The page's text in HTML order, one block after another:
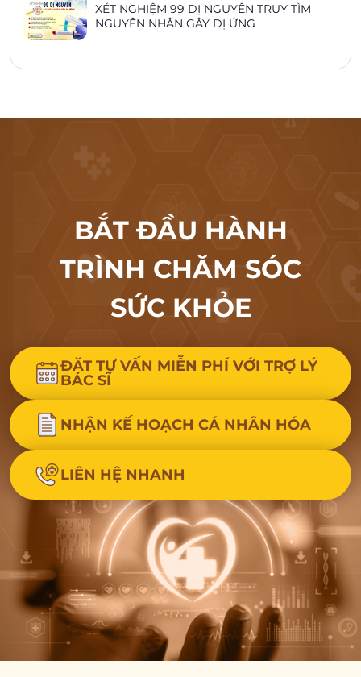
XÉT NGHIỆM 99 DỊ NGUYÊN TRUY TÌM
NGUYÊN NHÂN GÂY DỊ ỨNG
BẮT ĐẦU HÀNH
TRÌNH CHĂM SÓC
SỨC KHỎE
ĐẶT TƯ VẤN MIỄN PHÍ VỚI TRỢ LÝ
BÁC SĨ
NHẬN KẾ HOẠCH CÁ NHÂN HÓA
LIÊN HỆ NHANH